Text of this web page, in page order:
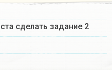
сделать задание 2